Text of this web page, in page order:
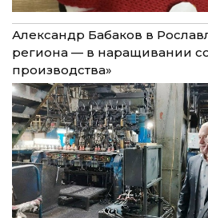
Александр Бабаков в
региона — в наращивании
производства»